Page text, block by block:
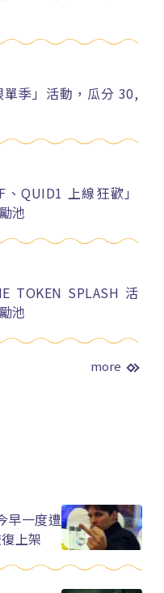
季」活動，瓜分 30,
QUID1 上線狂歡」
池
TOKEN SPLASH 活
池
more
早一度遭
上架